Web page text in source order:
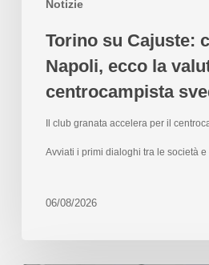
Notizie
Torino su Cajuste:
Napoli, ecco la
centrocampista
Il club granata accelera per il
Avviati i primi dialoghi tra le società
06/08/2026